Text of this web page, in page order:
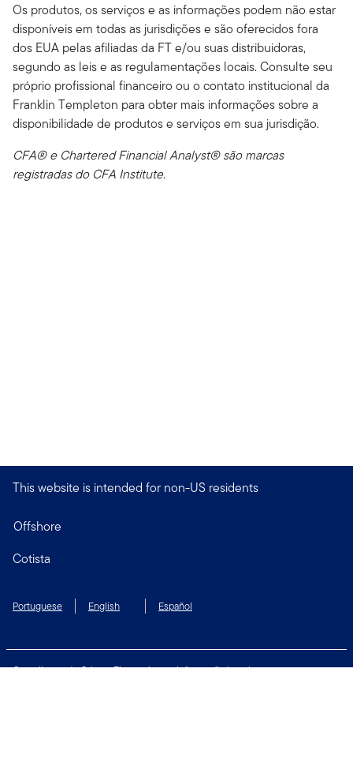
Os produtos, os serviços e as informações podem não estar
disponíveis em todas as jurisdições e são oferecidos fora
dos EUA pelas afiliadas da FT e/ou suas distribuidoras,
segundo as leis e as regulamentações locais. Consulte seu
próprio profissional financeiro ou o contato institucional da
Franklin Templeton para obter mais informações sobre a
disponibilidade de produtos e serviços em sua jurisdição.
CFA® e Chartered Financial Analyst® são marcas
registradas do CFA Institute.
This website is intended for non-US residents
Offshore
Cotista
Portuguese English Español
Compliance de Crimes Financeiros
Informação Legal